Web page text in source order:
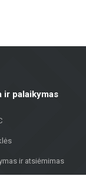
sprendimus savo
ir palaikymas
ir atsiėmimas